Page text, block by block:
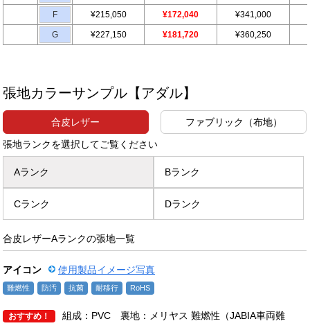
F ¥215,050 ¥172,040 ¥341,000
G ¥227,150 ¥181,720 ¥360,250